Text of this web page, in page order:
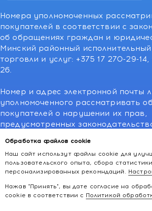
Обработка файлов cookie
Наш сайт использут файлы cookie для
пользовательского опыта, сбора
персонализированных рекомндаций.
Нажав "Принять", вы дате согласие на
cookie в соответствии с Политикой
Номера уполномоченных
покупателей в соответствии с
об обращениях граждан и
Минский районный исполнительный
торговли и услуг: +375 17 270-29-
26.
Номер и адрес электронной почты
уполномоченного рассматривать
покупателей о нарушении их прав,
предусмотренных
операторов), info@kakvapteke.by